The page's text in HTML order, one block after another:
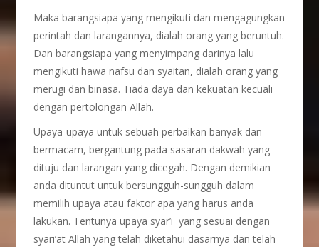
Maka barangsiapa yang mengikuti dan mengagungkan
perintah dan larangannya, dialah orang yang beruntuh.
Dan barangsiapa yang menyimpang darinya lalu
mengikuti hawa nafsu dan syaitan, dialah orang yang
merugi dan binasa. Tiada daya dan kekuatan kecuali
dengan pertolongan Allah.
Upaya-upaya untuk sebuah perbaikan banyak dan
bermacam, bergantung pada sasaran dakwah yang
dituju dan larangan yang dicegah. Dengan demikian
anda dituntut untuk bersungguh-sungguh dalam
memilih upaya atau faktor apa yang harus anda
lakukan. Tentunya upaya syar’i yang sesuai dengan
syari’at Allah yang telah diketahui dasarnya dan telah